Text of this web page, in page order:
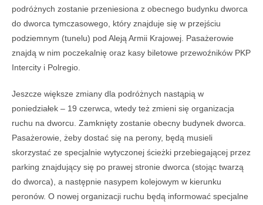
podróżnych zostanie przeniesiona z obecnego budynku dworca
do dworca tymczasowego, który znajduje się w przejściu
podziemnym (tunelu) pod Aleją Armii Krajowej. Pasażerowie
znajdą w nim poczekalnię oraz kasy biletowe przewoźników PKP
Intercity i Polregio.
Jeszcze większe zmiany dla podróżnych nastąpią w
poniedziałek – 19 czerwca, wtedy też zmieni się organizacja
ruchu na dworcu. Zamknięty zostanie obecny budynek dworca.
Pasażerowie, żeby dostać się na perony, będą musieli
skorzystać ze specjalnie wytyczonej ścieżki przebiegającej przez
parking znajdujący się po prawej stronie dworca (stojąc twarzą
do dworca), a następnie nasypem kolejowym w kierunku
peronów. O nowej organizacji ruchu będą informować specjalne